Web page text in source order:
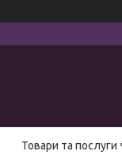
Товари та послуги